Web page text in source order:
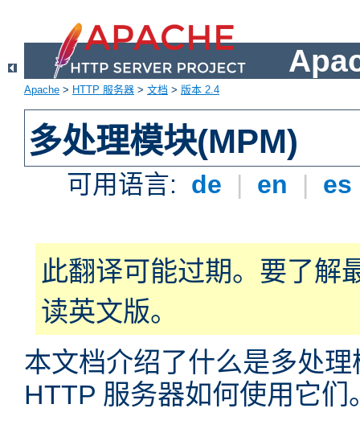
Apache > HTTP 服务器 > 文档 > 版本 2.4
多处理模块(MPM)
可用语言: de | en | es
此翻译可能过期。要了解
读英文版。
本文档介绍了什么是多处
HTTP 服务器如何使用它们